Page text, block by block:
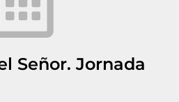
Señor. Jornada